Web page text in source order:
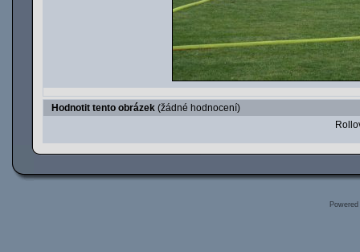
Hodnotit tento obrázek (žádné hodnocení)